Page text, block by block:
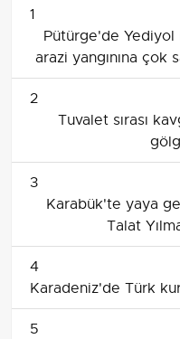
1
Pütürge'de Yediyol
arazi yangınına çok
2
Tuvalet sırası
3
Karabük'te yaya
Talat
4
Karadeniz'de Türk
5